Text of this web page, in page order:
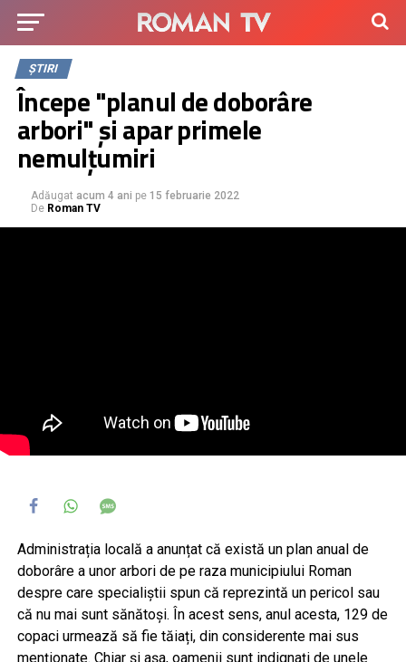
ȘTIRI
Începe "planul de doborâre
arbori" și apar primele
nemulțumiri
Adăugat acum 4 ani pe 15 februarie 2022
De Roman TV
Administrația locală a anunțat că există un plan anual de
doborâre a unor arbori de pe raza municipiului Roman
despre care specialiștii spun că reprezintă un pericol sau
că nu mai sunt sănătoși. În acest sens, anul acesta, 129 de
copaci urmează să fie tăiați, din considerente mai sus
menționate. Chiar și așa, oamenii sunt indignați de unele